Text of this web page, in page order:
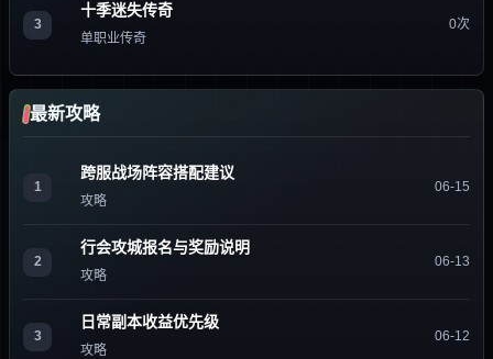
3
十季迷失传奇
单职业传奇
0次
最新攻略
1
跨服战场阵容搭配建议
攻略
06-15
2
行会攻城报名与奖励说明
攻略
06-13
3
日常副本收益优先级
攻略
06-12